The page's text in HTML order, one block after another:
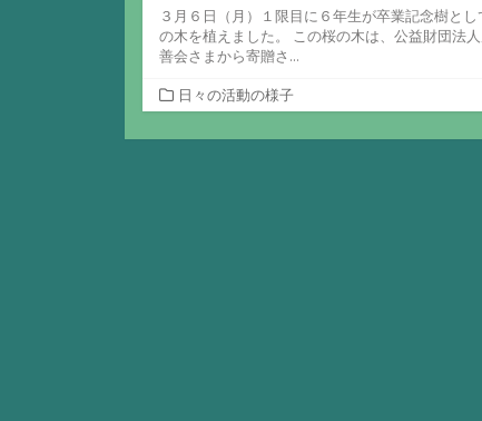
３月６日（月）１限目に６年生が卒業記念樹とし
の木を植えました。 この桜の木は、公益財団法
善会さまから寄贈さ...
カ
テ
ゴ
日々の活動の様子